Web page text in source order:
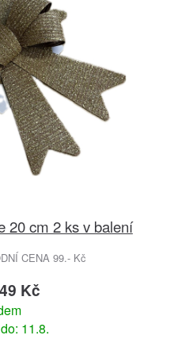
20 cm 2 ks v balení
CENA 99.- Kč
Kč
11.8.